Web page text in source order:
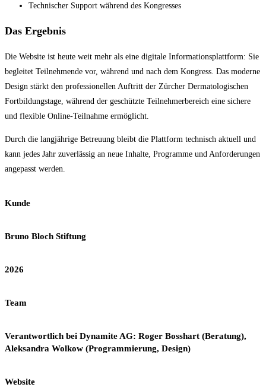
Technischer Support während des Kongresses
Das Ergebnis
Die Website ist heute weit mehr als eine digitale Informationsplattform: Sie
begleitet Teilnehmende vor, während und nach dem Kongress. Das moderne
Design stärkt den professionellen Auftritt der Zürcher Dermatologischen
Fortbildungstage, während der geschützte Teilnehmerbereich eine sichere
und flexible Online-Teilnahme ermöglicht.
Durch die langjährige Betreuung bleibt die Plattform technisch aktuell und
kann jedes Jahr zuverlässig an neue Inhalte, Programme und Anforderungen
angepasst werden.
Kunde
Bruno Bloch Stiftung
2026
Team
Verantwortlich bei Dynamite AG: Roger Bosshart (Beratung),
Aleksandra Wolkow (Programmierung, Design)
Website